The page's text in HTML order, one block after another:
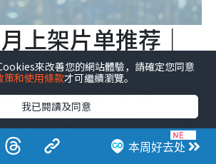
上架片单推荐｜
真人秀
节目推荐1. Is It
情人节特别篇
2月4日 本周好去处
來改善您的網站體驗，請確定您同意
策和使用條款才可繼續瀏覽。
我已閱讀及同意